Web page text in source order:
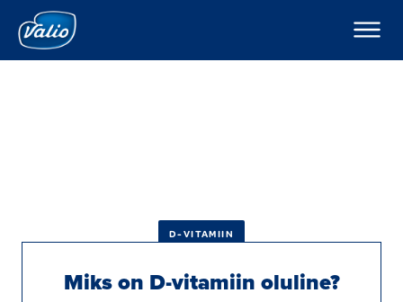
Tooted
Piimad
Juustud
Ettevõttest
Karjäär Valios
Kontakt
D-VITAMIIN
Miks on D-vitamiin oluline?